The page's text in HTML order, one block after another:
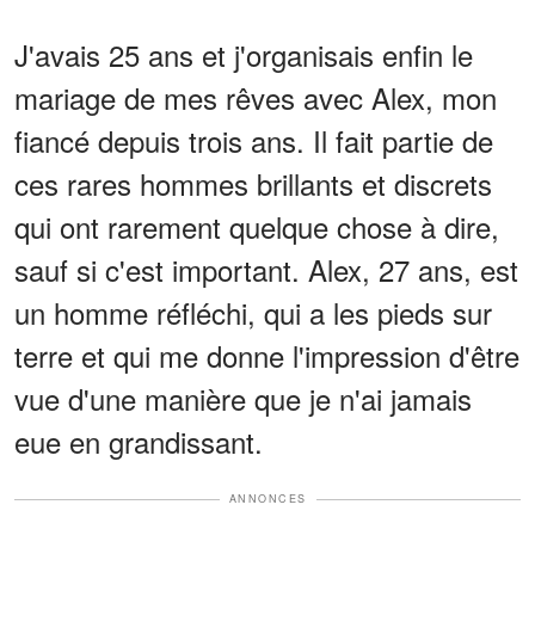
J'avais 25 ans et j'organisais enfin le
mariage de mes rêves avec Alex, mon
fiancé depuis trois ans. Il fait partie de
ces rares hommes brillants et discrets
qui ont rarement quelque chose à dire,
sauf si c'est important. Alex, 27 ans, est
un homme réfléchi, qui a les pieds sur
terre et qui me donne l'impression d'être
vue d'une manière que je n'ai jamais
eue en grandissant.
ANNONCES